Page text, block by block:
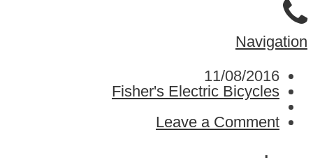
Navigation
11/08/2016
Fisher's Electric Bicycles
Leave a Comment